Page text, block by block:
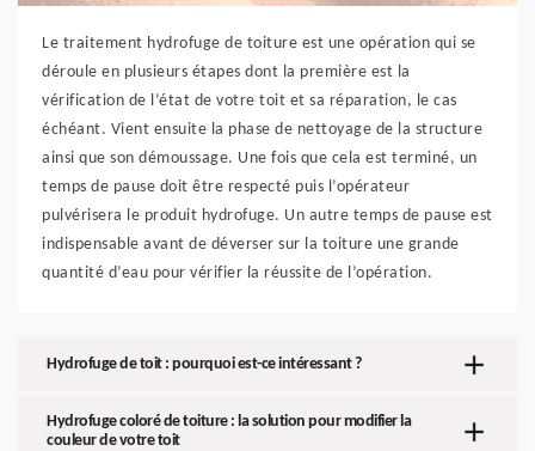
Le traitement hydrofuge de toiture est une opération qui se
déroule en plusieurs étapes dont la première est la
vérification de l’état de votre toit et sa réparation, le cas
échéant. Vient ensuite la phase de nettoyage de la structure
ainsi que son démoussage. Une fois que cela est terminé, un
temps de pause doit être respecté puis l’opérateur
pulvérisera le produit hydrofuge. Un autre temps de pause est
indispensable avant de déverser sur la toiture une grande
quantité d’eau pour vérifier la réussite de l’opération.
Hydrofuge de toit : pourquoi est-ce intéressant ?
Hydrofuge coloré de toiture : la solution pour modifier la
couleur de votre toit